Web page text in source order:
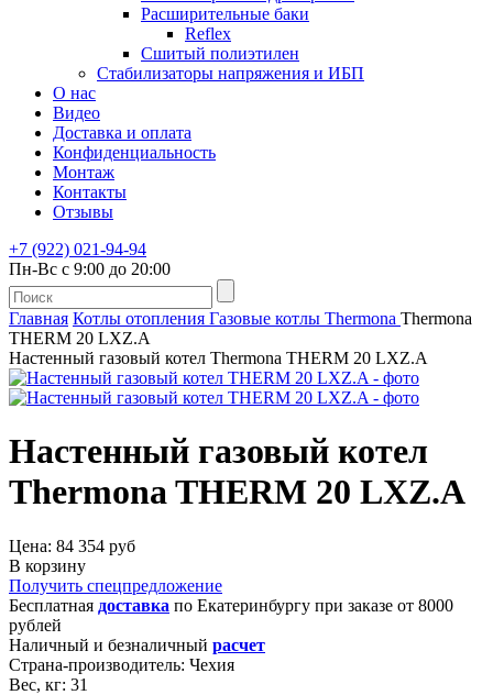
Расширительные баки
Reflex
Сшитый полиэтилен
Стабилизаторы напряжения и ИБП
О нас
Видео
Доставка и оплата
Конфиденциальность
Монтаж
Контакты
Отзывы
+7 (922) 021-94-94
Пн-Вс с 9:00 до 20:00
Главная Котлы отопления Газовые котлы Thermona Thermona
THERM 20 LXZ.A
Настенный газовый котел Thermona THERM 20 LXZ.A
Настенный газовый котел
Thermona THERM 20 LXZ.A
Цена: 84 354 руб
В корзину
Получить спецпредложение
Бесплатная доставка по Екатеринбургу при заказе от 8000
рублей
Наличный и безналичный расчет
Страна-производитель: Чехия
Вес, кг: 31